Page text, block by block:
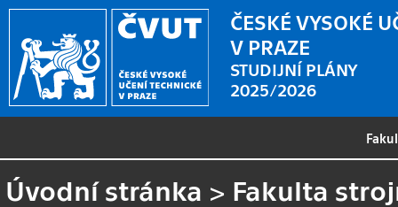
ČESKÉ VYSOKÉ
V PRAZE
STUDIJNÍ PLÁNY
2025/2026
Úvodní stránka > Fakulta